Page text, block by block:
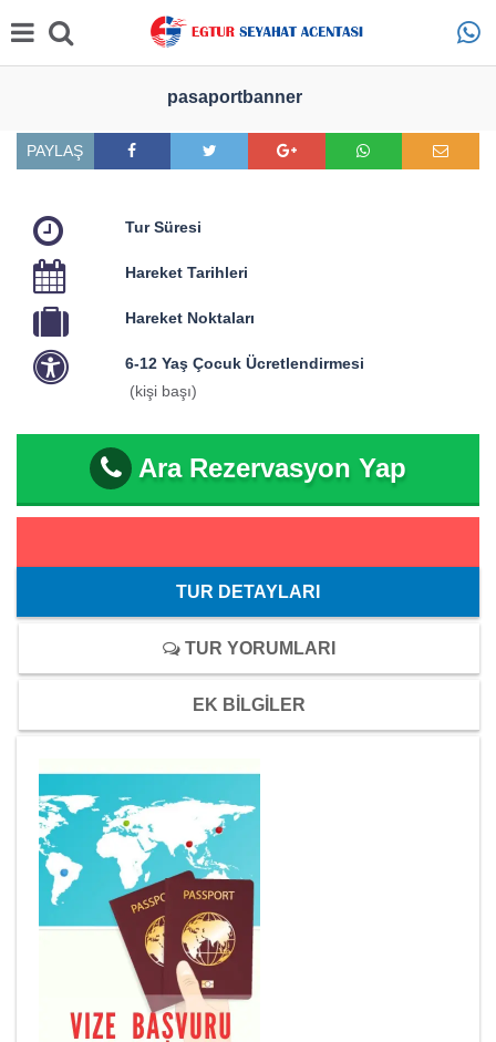
pasaportbanner
PAYLAŞ
Tur Süresi
Hareket Tarihleri
Hareket Noktaları
6-12 Yaş Çocuk Ücretlendirmesi
(kişi başı)
Ara Rezervasyon Yap
TUR DETAYLARI
TUR YORUMLARI
EK BİLGİLER